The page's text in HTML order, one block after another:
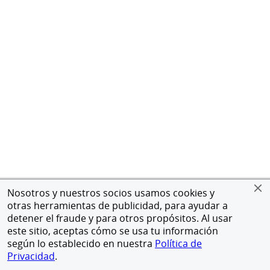
Nosotros y nuestros socios usamos cookies y
otras herramientas de publicidad, para ayudar a
detener el fraude y para otros propósitos. Al usar
este sitio, aceptas cómo se usa tu información
según lo establecido en nuestra Política de
Privacidad.